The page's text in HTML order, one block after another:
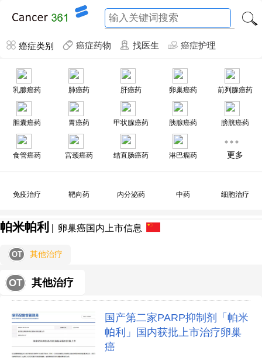
癌症类别 癌症药物 找医生 癌症护理
乳腺癌药 肺癌药 肝癌药 卵巢癌药 前列腺癌药
胆囊癌药 胃癌药 甲状腺癌药 胰腺癌药 膀胱癌药
食管癌药 宫颈癌药 结直肠癌药 淋巴瘤药 更多
免疫治疗 靶向药 内分泌药 中药 细胞治疗
帕米帕利 卵巢癌国内上市信息
OT 其他治疗
OT 其他治疗
国产第二家PARP抑制剂「帕米
帕利」国内获批上市治疗卵巢
癌